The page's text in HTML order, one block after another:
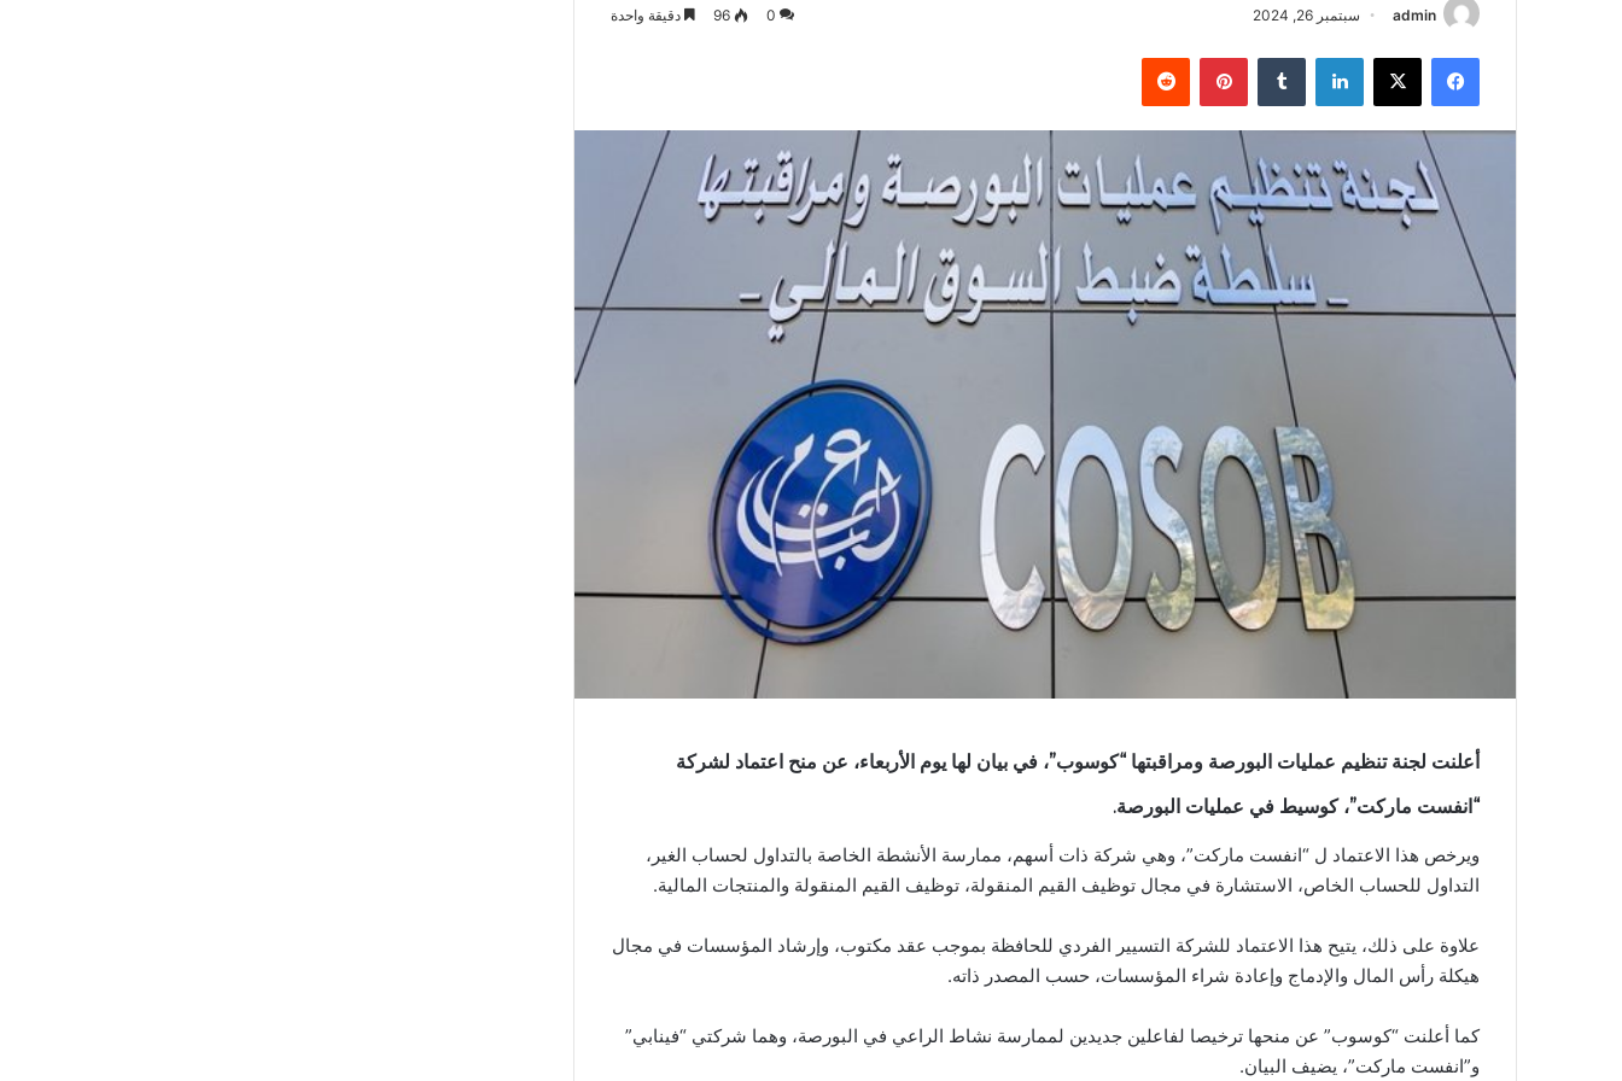
admin سبتمبر 26, 2024 0
96 دقيقة واحدة
فيسبوك لينكدإن بينتيريست
أعلنت لجنة تنظيم عمليات البورصة ومراقبتها “كوسوب”، في بيان لها يوم الأربعاء، عن منح اعتماد لشركة
“انفست ماركت”، كوسيط في عمليات البورصة.
ويرخص هذا الاعتماد ل “انفست ماركت”، وهي شركة ذات أسهم، ممارسة الأنشطة الخاصة بالتداول لحساب الغير،
التداول للحساب الخاص، الاستشارة في مجال توظيف القيم المنقولة، توظيف القيم المنقولة والمنتجات المالية.
علاوة على ذلك، يتيح هذا الاعتماد للشركة التسيير الفردي للحافظة بموجب عقد مكتوب، وإرشاد المؤسسات في مجال
هيكلة رأس المال والإدماج وإعادة شراء المؤسسات، حسب المصدر ذاته.
كما أعلنت “كوسوب” عن منحها ترخيصا لفاعلين جديدين لممارسة نشاط الراعي في البورصة، وهما شركتي “فينابي”
و”انفست ماركت”، يضيف البيان.